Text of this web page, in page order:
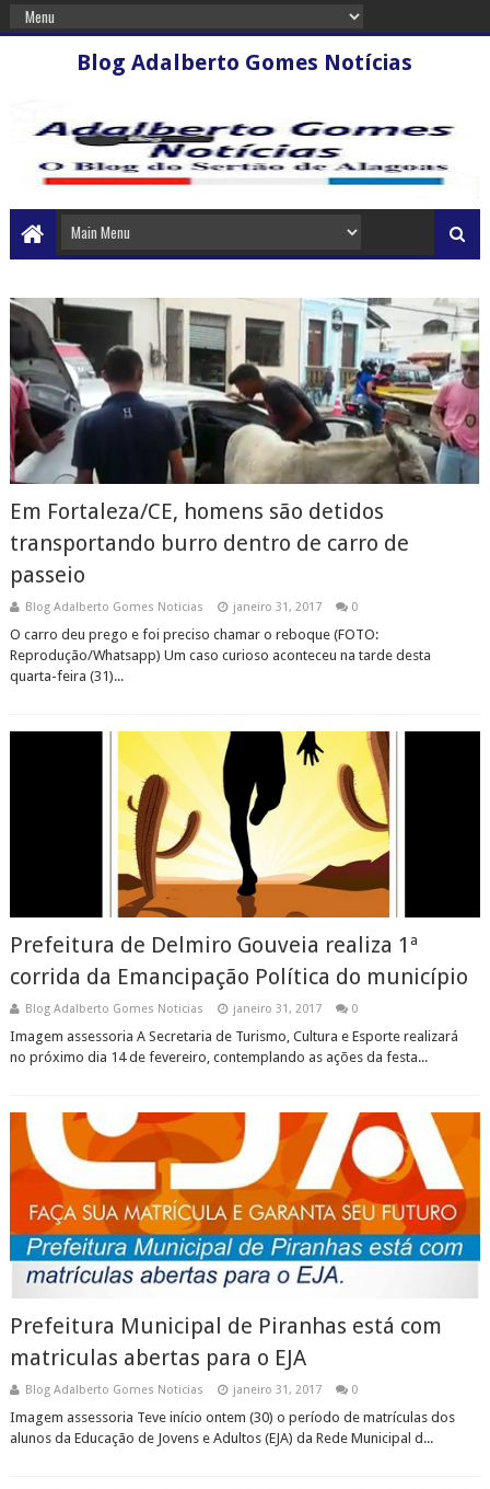
Blog Adalberto Gomes Notícias
Em Fortaleza/CE, homens são detidos
transportando burro dentro de carro de
passeio
Blog Adalberto Gomes Noticias janeiro 31, 2017 0
O carro deu prego e foi preciso chamar o reboque (FOTO:
Reprodução/Whatsapp) Um caso curioso aconteceu na tarde desta
quarta-feira (31)...
Prefeitura de Delmiro Gouveia realiza 1ª
corrida da Emancipação Política do município
Blog Adalberto Gomes Noticias janeiro 31, 2017 0
Imagem assessoria A Secretaria de Turismo, Cultura e Esporte realizará
no próximo dia 14 de fevereiro, contemplando as ações da festa...
Prefeitura Municipal de Piranhas está com
matriculas abertas para o EJA
Blog Adalberto Gomes Noticias janeiro 31, 2017 0
Imagem assessoria Teve início ontem (30) o período de matrículas dos
alunos da Educação de Jovens e Adultos (EJA) da Rede Municipal d...